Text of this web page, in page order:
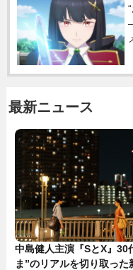
最新ニュース
中島健人主演『SとX』30
ま”のリアルを切り取った